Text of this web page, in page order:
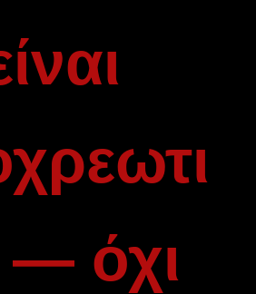
— όχι